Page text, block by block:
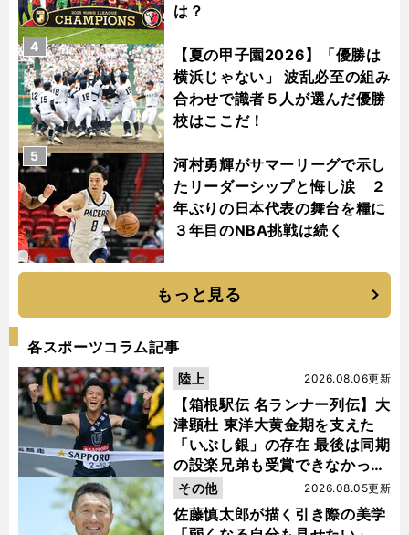
は？
【夏の甲子園2026】「優勝は
横浜じゃない」 波乱必至の組み
合わせで識者５人が選んだ優勝
校はここだ！
4
河村勇輝がサマーリーグで示し
たリーダーシップと悔し涙 ２
年ぶりの日本代表の舞台を糧に
３年目のNBA挑戦は続く
5
もっと見る
各スポーツコラム記事
【箱根駅伝 名ランナー列伝】大
津顕杜 東洋大黄金期を支えた
「いぶし銀」の存在 最後は同期
の設楽兄弟も受賞できなかった
金栗杯に輝く
2026.08.06更新
陸上
佐藤慎太郎が描く引き際の美学
2026.08.05更新
その他